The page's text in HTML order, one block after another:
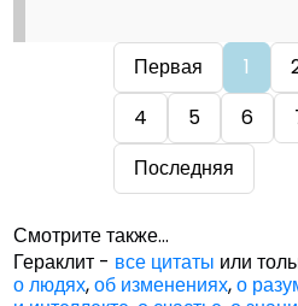
Первая 1
4
5 6
Последняя
Смотрите также...
Гераклит - все цитаты или
о людях,об изменениях,о